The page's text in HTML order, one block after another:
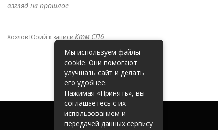
взгляд на прошлое
Хохлов Юрий к записи Ктм СПб
Мы используем файлы
cookie. Они помогают
улучшать сайт и делать
его удобнее.
Нажимая «Принять», вы
соглашаетесь с их
использованием и
передачей данных сервису